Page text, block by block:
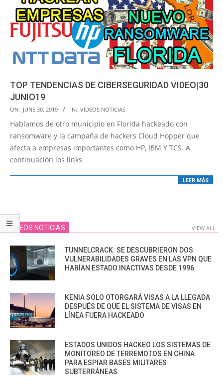
TOP TENDENCIAS DE CIBERSEGURIDAD VIDEO|30
JUNIO19
2019-
06-
ON: JUNE 30, 2019 IN: VIDEOS NOTICIAS
Hablamos de otro municipio en Florida hackeado con
ransomware y la campaña de hackers Cloud Hopper que
afecta a empresas importantes como HP, IBM Y TCS. A
continuación los links
LEER MÁS
VIDEOS NOTICIAS VIEW ALL
TUNNELCRACK: SE DESCUBRIERON DOS
VULNERABILIDADES GRAVES EN LAS VPN QUE
HABÍAN ESTADO INACTIVAS DESDE 1996
KENIA SOLO OTORGARÁ VISAS A LA LLEGADA
DESPUÉS DE QUE EL SISTEMA DE VISAS EN
LÍNEA FUERA HACKEADO
ESTADOS UNIDOS HACKEO LOS SISTEMAS DE
MONITOREO DE TERREMOTOS EN CHINA
PARA ESPIAR BASES MILITARES
SUBTERRÁNEAS